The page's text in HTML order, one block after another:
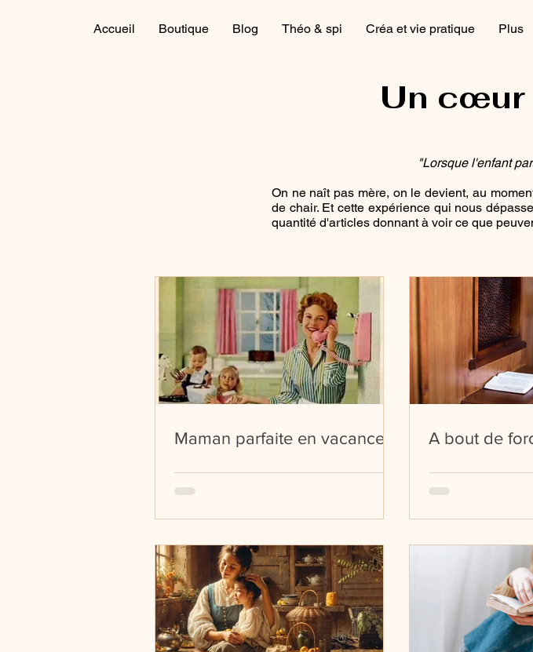
Accueil Boutique Blog Théo & spi Créa et vie pratique Plus
Un cœur
"Lorsque l'enfant
On ne naît pas mère, on le devient, au
de chair. Et cette expérience qui nous
quantité d'articles donnant à voir ce que
Maman parfaite en vacances A bout de